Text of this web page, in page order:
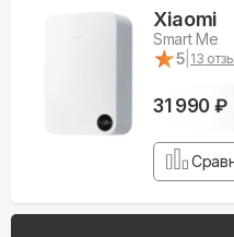
Xiaomi
Smart Me
★
★5 13
31 990 ₽